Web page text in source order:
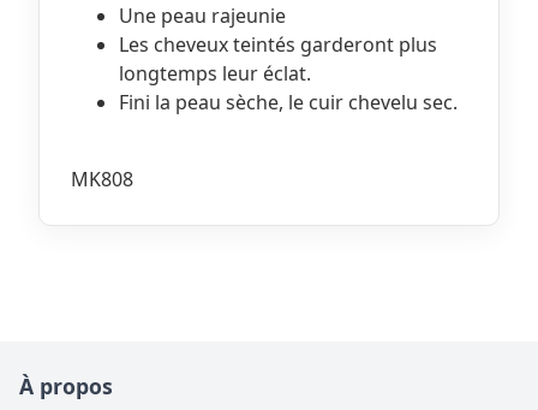
Une peau rajeunie
Les cheveux teintés garderont plus
longtemps leur éclat.
Fini la peau sèche, le cuir chevelu sec.
MK808
À propos